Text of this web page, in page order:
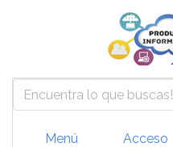
Menú Acceso